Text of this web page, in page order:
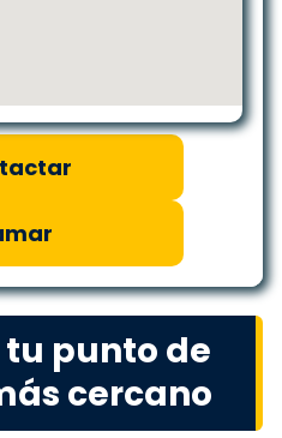
punto de
cercano